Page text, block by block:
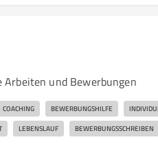
und Bewerbungen
COACHING BEWERBUNGSHILFE
LEBENSLAUF BEWERBUNGSSCHREIBEN